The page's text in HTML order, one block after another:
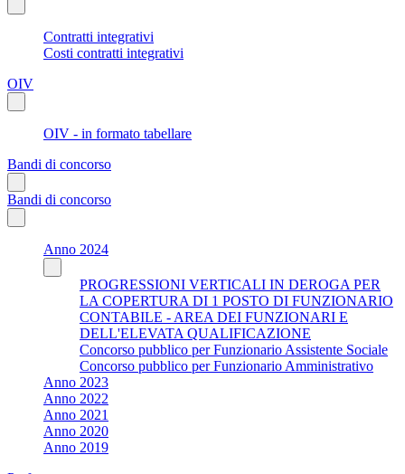
Contratti integrativi
Costi contratti integrativi
OIV
OIV - in formato tabellare
Bandi di concorso
Bandi di concorso
Anno 2024
PROGRESSIONI VERTICALI IN DEROGA PER
LA COPERTURA DI 1 POSTO DI FUNZIONARIO
CONTABILE - AREA DEI FUNZIONARI E
DELL'ELEVATA QUALIFICAZIONE
Concorso pubblico per Funzionario Assistente Sociale
Concorso pubblico per Funzionario Amministrativo
Anno 2023
Anno 2022
Anno 2021
Anno 2020
Anno 2019